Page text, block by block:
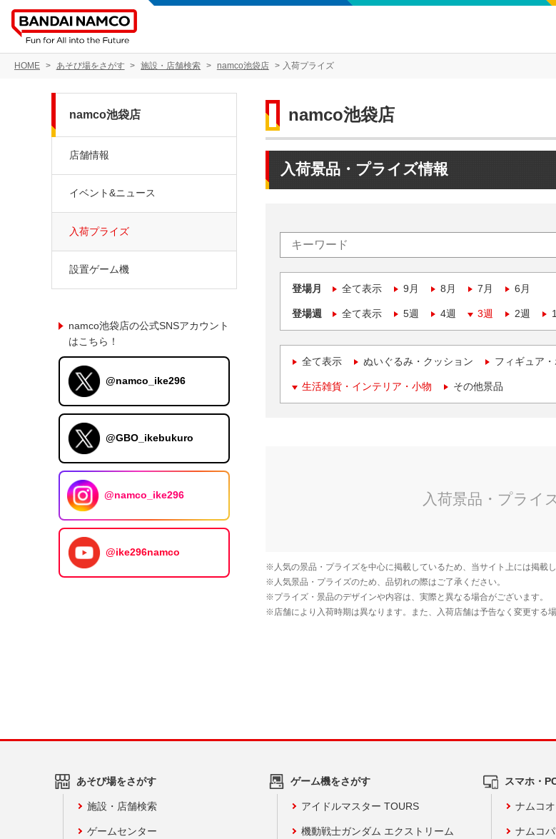
HOME あそび場をさがす 施設・店舗検索 namco池袋店 入荷プライズ
namco池袋店
入荷景品・プライズ情報
登場月 全て表示 9月 8月 7月 6月
登場週 全て表示 5週 4週 3週 2週
全て表示 ぬいぐるみ・クッション フィギュア
生活雑貨・インテリア・小物 その他景品
namco池袋店
店舗情報
イベント&ニュース
入荷プライズ
設置ゲーム機
namco池袋店の公式SNSアカウント
はこちら！
@namco_ike296
@GBO_ikebukuro
@namco_ike296
@ike296namco
あそび場をさがす
施設・店舗検索
ゲームセンター
ゲーム機をさがす
アイドルマスター TOURS
機動戦士ガンダム エクストリーム
スマホ・
ナムコ
ナムコ